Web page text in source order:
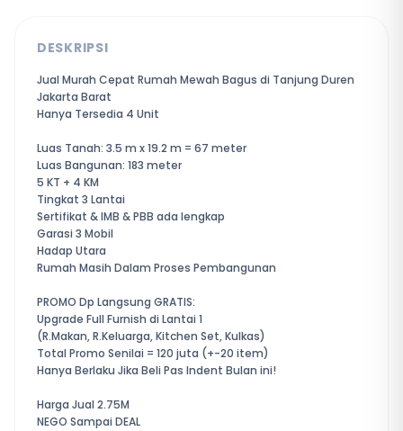
DESKRIPSI
Jual Murah Cepat Rumah Mewah Bagus di Tanjung Duren
Jakarta Barat
Hanya Tersedia 4 Unit
Luas Tanah: 3.5 m x 19.2 m = 67 meter
Luas Bangunan: 183 meter
5 KT + 4 KM
Tingkat 3 Lantai
Sertifikat & IMB & PBB ada lengkap
Garasi 3 Mobil
Hadap Utara
Rumah Masih Dalam Proses Pembangunan
PROMO Dp Langsung GRATIS:
Upgrade Full Furnish di Lantai 1
(R.Makan, R.Keluarga, Kitchen Set, Kulkas)
Total Promo Senilai = 120 juta (+-20 item)
Hanya Berlaku Jika Beli Pas Indent Bulan ini!
Harga Jual 2.75M
NEGO Sampai DEAL